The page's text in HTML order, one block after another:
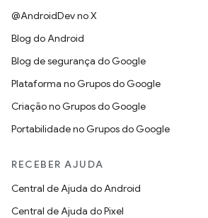
@AndroidDev no X
Blog do Android
Blog de segurança do Google
Plataforma no Grupos do Google
Criação no Grupos do Google
Portabilidade no Grupos do Google
RECEBER AJUDA
Central de Ajuda do Android
Central de Ajuda do Pixel